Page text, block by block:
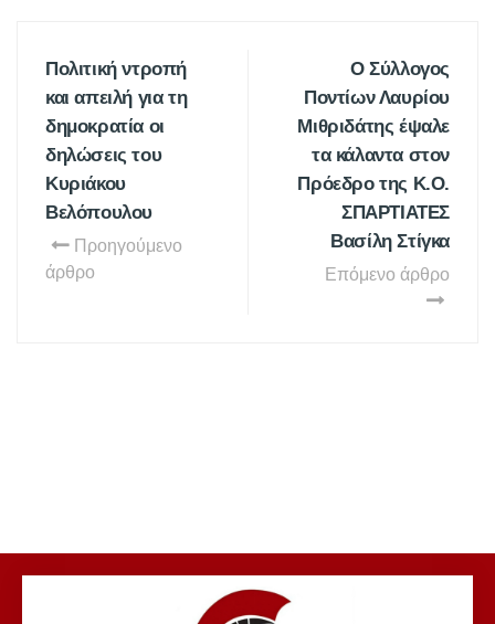
Πολιτική ντροπή
και απειλή για τη
δημοκρατία οι
δηλώσεις του
Κυριάκου
Βελόπουλου
Προηγούμενο
άρθρο
Ο Σύλλογος
Ποντίων Λαυρίου
Μιθριδάτης έψαλε
τα κάλαντα στον
Πρόεδρο της Κ.Ο.
ΣΠΑΡΤΙΑΤΕΣ
Βασίλη Στίγκα
Επόμενο άρθρο